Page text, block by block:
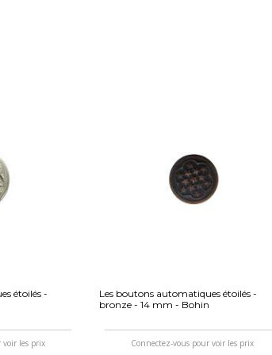
étoilés -
voir les prix
Les boutons automatiques étoilés -
bronze - 14 mm - Bohin
Connectez-vous pour voir les prix